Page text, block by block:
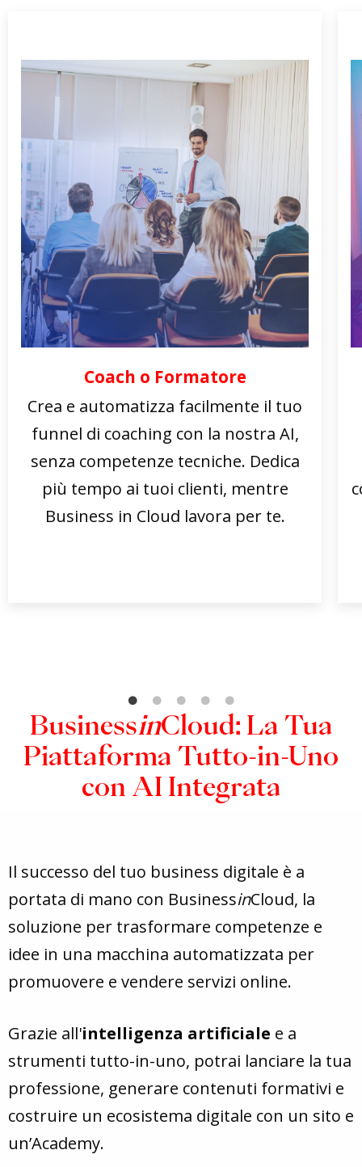
Coach o Formatore
Crea e automatizza facilmente il tuo
funnel di coaching con la nostra AI,
senza competenze tecniche. Dedica
più tempo ai tuoi clienti, mentre
Business in Cloud lavora per te.
BusinessinCloud: La Tua
Piattaforma Tutto-in-Uno
con AI Integrata
Il successo del tuo business digitale è a
portata di mano con BusinessinCloud, la
soluzione per trasformare competenze e
idee in una macchina automatizzata per
promuovere e vendere servizi online.
Grazie all'intelligenza artificiale e a
strumenti tutto-in-uno, potrai lanciare la tua
professione, generare contenuti formativi e
costruire un ecosistema digitale con un sito e
un’Academy.